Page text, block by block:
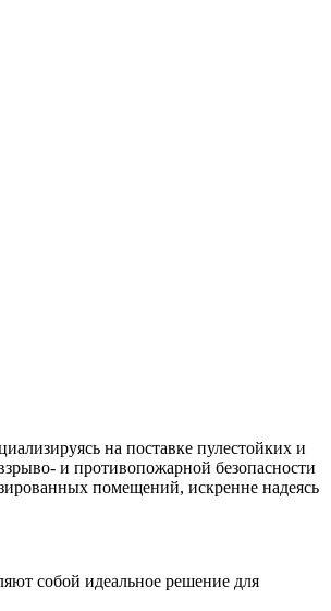
на поставке пулестойких и
и противопожарной безопасности
помещений, искренне надеясь
собой идеальное решение для